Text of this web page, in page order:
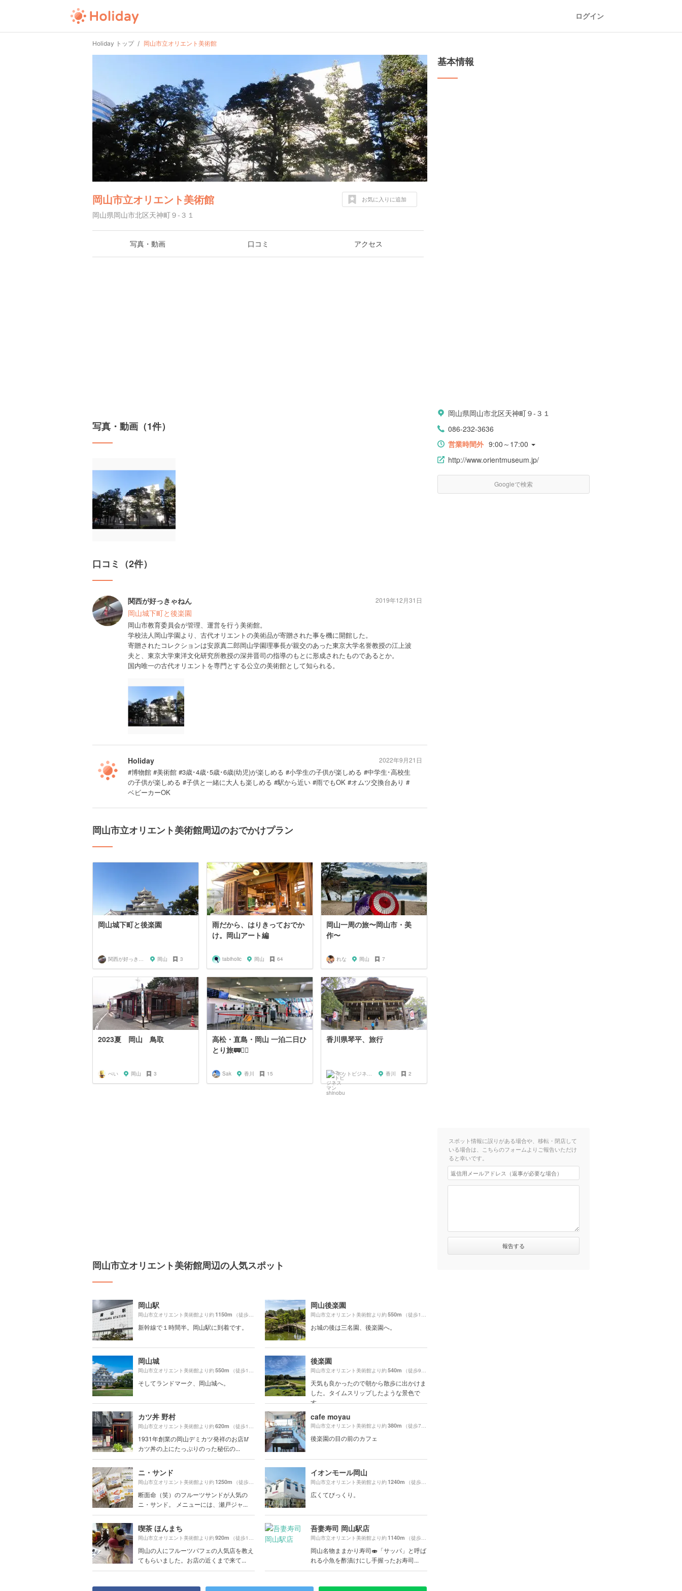
ログイン
Holiday トップ 岡山市立オリエント美術館
岡山市立オリエント美術館
岡山県岡山市北区天神町９-３１
お気に入りに追加
写真・動画 口コミ アクセス
写真・動画（1件）
口コミ（2件）
関西が好っきゃねん
岡山城下町と後楽園
岡山市教育委員会が管理、運営を行う美術館。
学校法人岡山学園より、古代オリエントの美術品が寄贈された事を機に開館した。
寄贈されたコレクションは安原真二郎岡山学園理事長が親交のあった東京大学名誉教授の江上波
夫と、東京大学東洋文化研究所教授の深井晋司の指導のもとに形成されたものであるとか。
国内唯一の古代オリエントを専門とする公立の美術館として知られる。
2019年12月31日
Holiday
#博物館 #美術館 #3歳･4歳･5歳･6歳(幼児)が楽しめる #小学生の子供が楽しめる #中学生･高校生
の子供が楽しめる #子供と一緒に大人も楽しめる #駅から近い #雨でもOK #オムツ交換台あり #
ベビーカーOK
2022年9月21日
岡山市立オリエント美術館周辺のおでかけプラン
岡山城下町と後楽園
関西が好っきゃねん 岡山 3
雨だから、はりきっておでか
け。岡山アート編
tabiholic 岡山 64
岡山一周の旅〜岡山市・美
作〜
れな 岡山 7
2023夏 岡山 鳥取
ぺい 岡山 3
高松・直島・岡山 一泊二日ひ
とり旅🚃🚴‍♂️
Sak 香川 15
香川県琴平、旅行
ネットビジネスマン shinobu 香川 2
岡山市立オリエント美術館周辺の人気スポット
岡山駅
岡山市立オリエント美術館より約1150m （徒歩20分）
新幹線で１時間半。岡山駅に到着です。
岡山後楽園
岡山市立オリエント美術館より約550m （徒歩10分）
お城の後は三名園、後楽園へ。
岡山城
岡山市立オリエント美術館より約550m （徒歩10分）
そしてランドマーク、岡山城へ。
後楽園
岡山市立オリエント美術館より約540m （徒歩9分）
天気も良かったので朝から散歩に出かけま
した。タイムスリップしたような景色で
す。
カツ丼 野村
岡山市立オリエント美術館より約620m （徒歩11分）
1931年創業の岡山デミカツ発祥のお店🥢
カツ丼の上にたっぷりのった秘伝の...
cafe moyau
岡山市立オリエント美術館より約380m （徒歩7分）
後楽園の目の前のカフェ
ニ・サンド
岡山市立オリエント美術館より約1250m （徒歩21分）
断面命（笑）のフルーツサンドが人気の
ニ・サンド。 メニューには、瀬戸ジャ...
イオンモール岡山
岡山市立オリエント美術館より約1240m （徒歩21分）
広くてびっくり。
喫茶 ほんまち
岡山市立オリエント美術館より約920m （徒歩16分）
岡山の人にフルーツパフェの人気店を教え
てもらいました。お店の近くまで来て...
吾妻寿司 岡山駅店
岡山市立オリエント美術館より約1140m （徒歩19分）
岡山名物ままかり寿司🍣「サッパ」と呼ば
れる小魚を酢漬けにし手握ったお寿司...
基本情報
岡山県岡山市北区天神町９-３１
086-232-3636
営業時間外 9:00～17:00
http://www.orientmuseum.jp/
Googleで検索
スポット情報に誤りがある場合や、移転・閉店して
いる場合は、こちらのフォームよりご報告いただけ
ると幸いです。